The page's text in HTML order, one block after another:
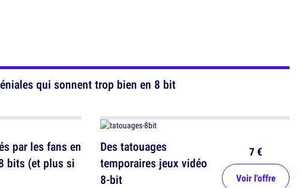
qui sonnent trop bien en 8 bit
par les fans en
bits (et plus si
Des tatouages
temporaires jeux vidéo
8-bit
7 €
Voir l'offre